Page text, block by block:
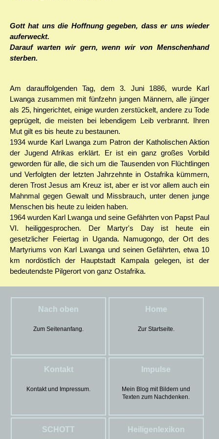
Gott hat uns die Hoffnung gegeben, dass er uns wieder
auferweckt.
Darauf warten wir gern, wenn wir von Menschenhand
sterben.
Am darauffolgenden Tag, dem 3. Juni 1886, wurde Karl
Lwanga zusammen mit fünfzehn jungen Männern, alle jünger
als 25, hingerichtet, einige wurden zerstückelt, andere zu Tode
geprügelt, die meisten bei lebendigem Leib verbrannt. Ihren
Mut gilt es bis heute zu bestaunen.
1934 wurde Karl Lwanga zum Patron der Katholischen Aktion
der Jugend Afrikas erklärt. Er ist ein ganz großes Vorbild
geworden für alle, die sich um die Tausenden von Flüchtlingen
und Verfolgten der letzten Jahrzehnte in Ostafrika kümmern,
deren Trost Jesus am Kreuz ist, aber er ist vor allem auch ein
Mahnmal gegen Gewalt und Missbrauch, unter denen junge
Menschen bis heute zu leiden haben.
1964 wurden Karl Lwanga und seine Gefährten von Papst Paul
VI. heiliggesprochen. Der Martyr's Day ist heute ein
gesetzlicher Feiertag in Uganda. Namugongo, der Ort des
Martyriums von Karl Lwanga und seinen Gefährten, etwa 10
km nordöstlich der Hauptstadt Kampala gelegen, ist der
bedeutendste Pilgerort von ganz Ostafrika.
Nach oben
Zum Seitenanfang.
Home
Zur Startseite.
Kontakt
Kontakt und Impressum.
Impulse
Mein Blog mit Bildern und
Texten zum Nachdenken.
SCHOTT Heiligenlexikon